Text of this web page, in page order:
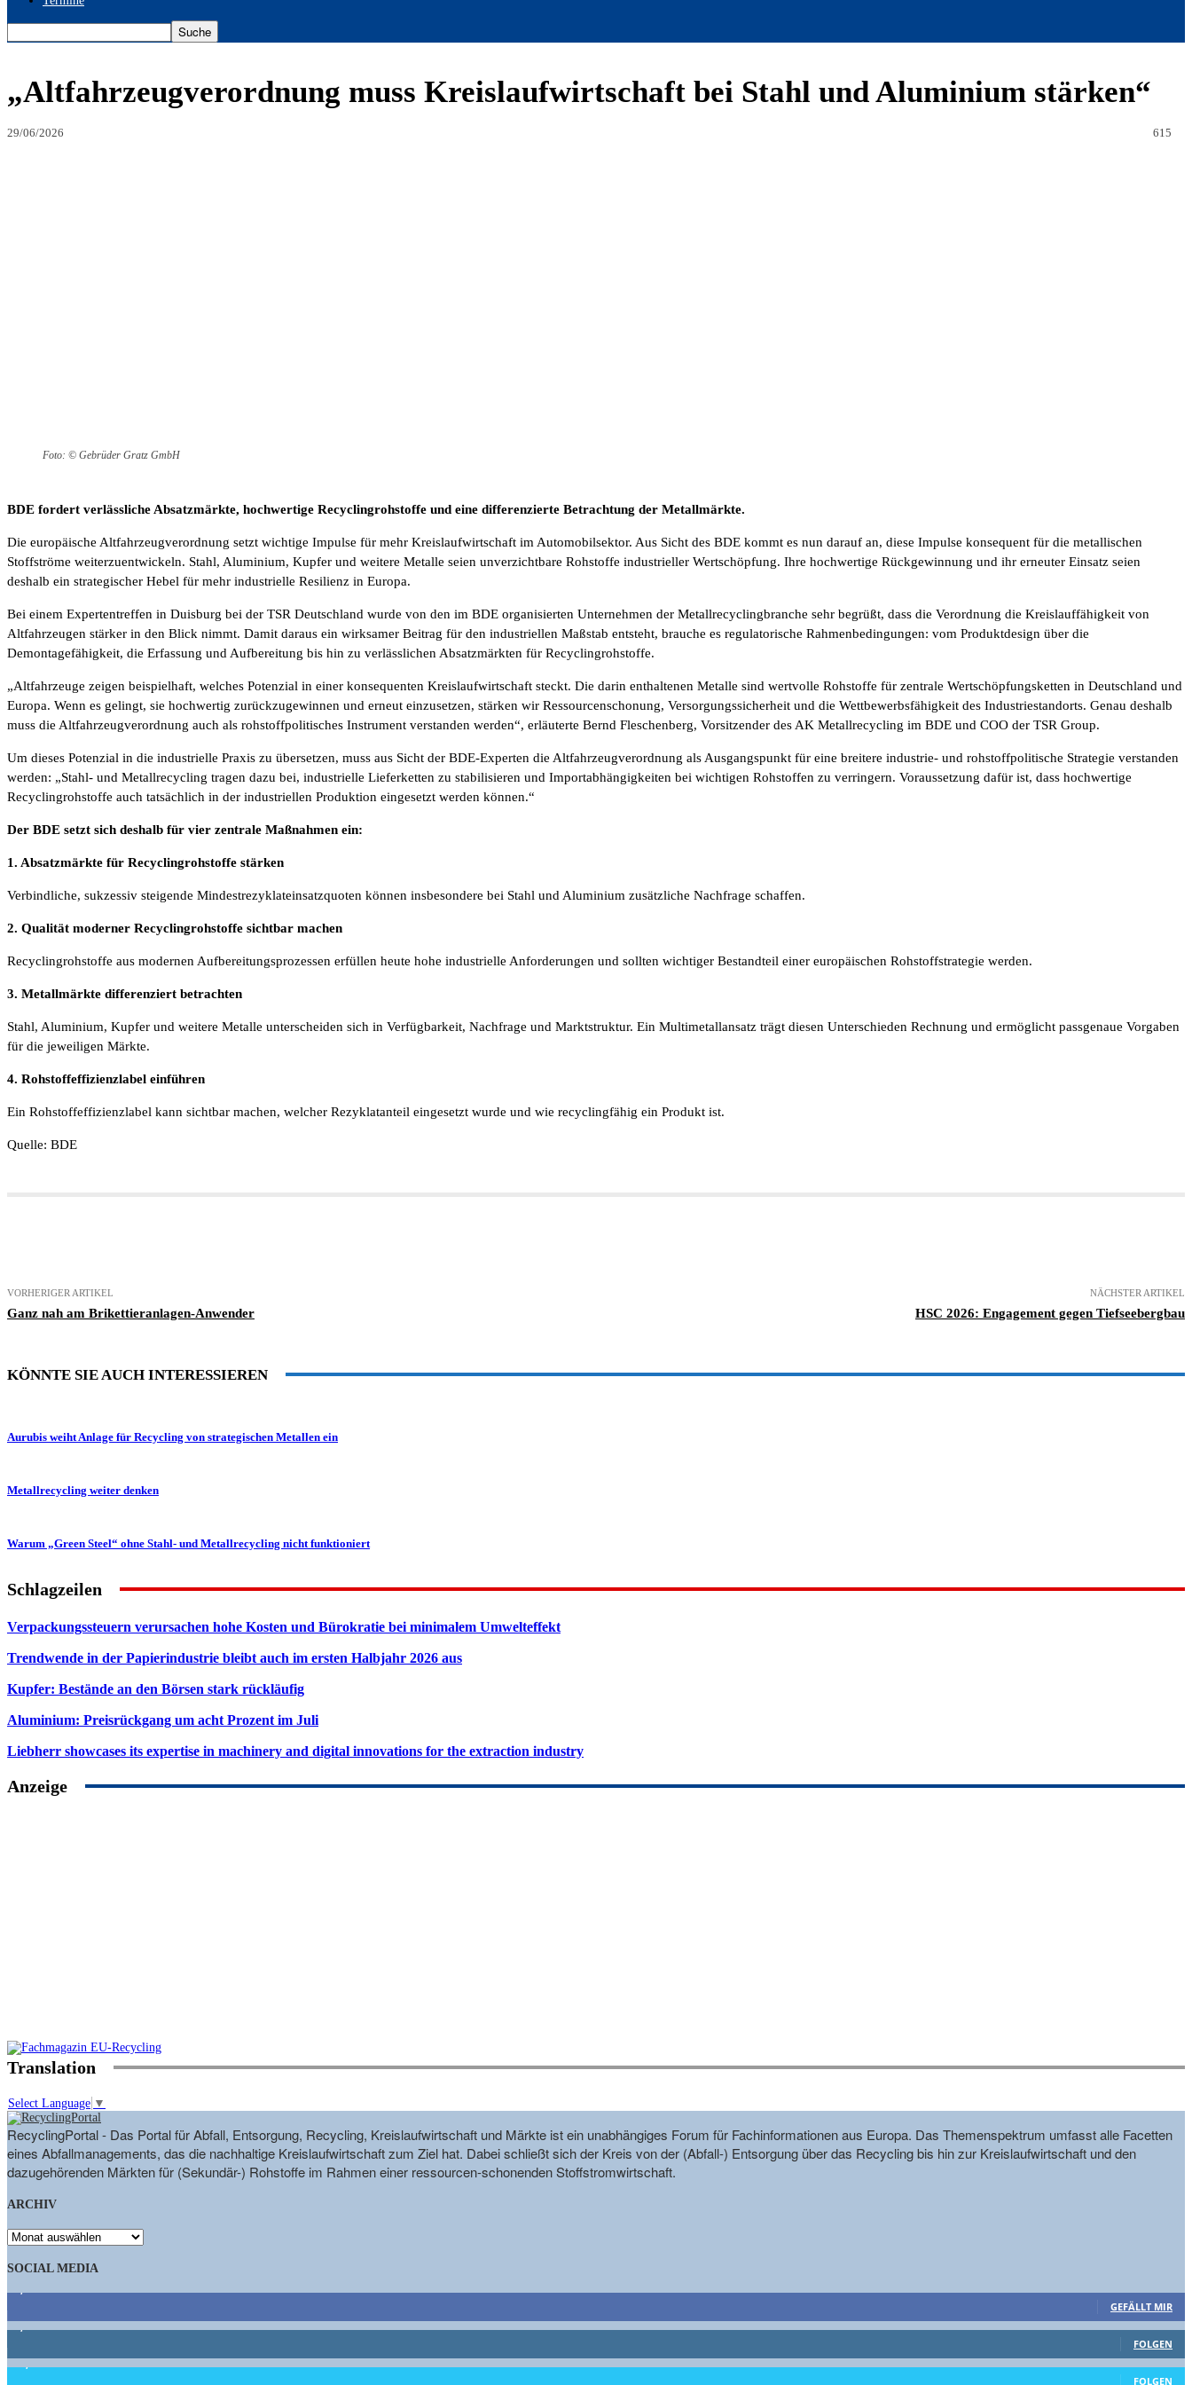
„Altfahrzeugverordnung muss Kreislaufwirtschaft bei Stahl und Aluminium stärken“
29/06/2026 615
Foto: © Gebrüder Gratz GmbH
BDE fordert verlässliche Absatzmärkte, hochwertige Recyclingrohstoffe und eine differenzierte Betrachtung der Metallmärkte.
Die europäische Altfahrzeugverordnung setzt wichtige Impulse für mehr Kreislaufwirtschaft im Automobilsektor. Aus Sicht des BDE kommt es nun darauf an, diese Impulse konsequent für die metallischen
Stoffströme weiterzuentwickeln. Stahl, Aluminium, Kupfer und weitere Metalle seien unverzichtbare Rohstoffe industrieller Wertschöpfung. Ihre hochwertige Rückgewinnung und ihr erneuter Einsatz seien
deshalb ein strategischer Hebel für mehr industrielle Resilienz in Europa.
Bei einem Expertentreffen in Duisburg bei der TSR Deutschland wurde von den im BDE organisierten Unternehmen der Metallrecyclingbranche sehr begrüßt, dass die Verordnung die Kreislauffähigkeit von
Altfahrzeugen stärker in den Blick nimmt. Damit daraus ein wirksamer Beitrag für den industriellen Maßstab entsteht, brauche es regulatorische Rahmenbedingungen: vom Produktdesign über die
Demontagefähigkeit, die Erfassung und Aufbereitung bis hin zu verlässlichen Absatzmärkten für Recyclingrohstoffe.
„Altfahrzeuge zeigen beispielhaft, welches Potenzial in einer konsequenten Kreislaufwirtschaft steckt. Die darin enthaltenen Metalle sind wertvolle Rohstoffe für zentrale Wertschöpfungsketten in Deutschland und
Europa. Wenn es gelingt, sie hochwertig zurückzugewinnen und erneut einzusetzen, stärken wir Ressourcenschonung, Versorgungssicherheit und die Wettbewerbsfähigkeit des Industriestandorts. Genau deshalb
muss die Altfahrzeugverordnung auch als rohstoffpolitisches Instrument verstanden werden“, erläuterte Bernd Fleschenberg, Vorsitzender des AK Metallrecycling im BDE und COO der TSR Group.
Um dieses Potenzial in die industrielle Praxis zu übersetzen, muss aus Sicht der BDE-Experten die Altfahrzeugverordnung als Ausgangspunkt für eine breitere industrie- und rohstoffpolitische Strategie verstanden
werden: „Stahl- und Metallrecycling tragen dazu bei, industrielle Lieferketten zu stabilisieren und Importabhängigkeiten bei wichtigen Rohstoffen zu verringern. Voraussetzung dafür ist, dass hochwertige
Recyclingrohstoffe auch tatsächlich in der industriellen Produktion eingesetzt werden können.“
Der BDE setzt sich deshalb für vier zentrale Maßnahmen ein:
1. Absatzmärkte für Recyclingrohstoffe stärken
Verbindliche, sukzessiv steigende Mindestrezyklateinsatzquoten können insbesondere bei Stahl und Aluminium zusätzliche Nachfrage schaffen.
2. Qualität moderner Recyclingrohstoffe sichtbar machen
Recyclingrohstoffe aus modernen Aufbereitungsprozessen erfüllen heute hohe industrielle Anforderungen und sollten wichtiger Bestandteil einer europäischen Rohstoffstrategie werden.
3. Metallmärkte differenziert betrachten
Stahl, Aluminium, Kupfer und weitere Metalle unterscheiden sich in Verfügbarkeit, Nachfrage und Marktstruktur. Ein Multimetallansatz trägt diesen Unterschieden Rechnung und ermöglicht passgenaue Vorgaben
für die jeweiligen Märkte.
4. Rohstoffeffizienzlabel einführen
Ein Rohstoffeffizienzlabel kann sichtbar machen, welcher Rezyklatanteil eingesetzt wurde und wie recyclingfähig ein Produkt ist.
Quelle: BDE
VORHERIGER ARTIKEL
Ganz nah am Brikettieranlagen-Anwender
NÄCHSTER ARTIKEL
HSC 2026: Engagement gegen Tiefseebergbau
KÖNNTE SIE AUCH INTERESSIEREN
Aurubis weiht Anlage für Recycling von strategischen Metallen ein
Metallrecycling weiter denken
Warum „Green Steel“ ohne Stahl- und Metallrecycling nicht funktioniert
Schlagzeilen
Verpackungssteuern verursachen hohe Kosten und Bürokratie bei minimalem Umwelteffekt
Trendwende in der Papierindustrie bleibt auch im ersten Halbjahr 2026 aus
Kupfer: Bestände an den Börsen stark rückläufig
Aluminium: Preisrückgang um acht Prozent im Juli
Liebherr showcases its expertise in machinery and digital innovations for the extraction industry
Anzeige
Translation
Select Language ▼
RecyclingPortal - Das Portal für Abfall, Entsorgung, Recycling, Kreislaufwirtschaft und Märkte ist ein unabhängiges Forum für Fachinformationen aus Europa. Das Themenspektrum umfasst alle Facetten
eines Abfallmanagements, das die nachhaltige Kreislaufwirtschaft zum Ziel hat. Dabei schließt sich der Kreis von der (Abfall-) Entsorgung über das Recycling bis hin zur Kreislaufwirtschaft und den
dazugehörenden Märkten für (Sekundär-) Rohstoffe im Rahmen einer ressourcen-schonenden Stoffstromwirtschaft.
ARCHIV
ARCHIV
SOCIAL MEDIA
GEFÄLLT MIR
1,662 Follower
FOLGEN
15,658 Follower
FOLGEN